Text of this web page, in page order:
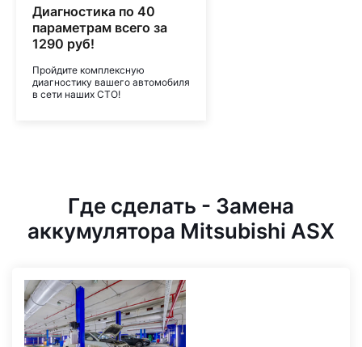
Диагностика по 40
параметрам всего за
1290 руб!
Пройдите комплексную
диагностику вашего автомобиля
в сети наших СТО!
Где сделать - Замена
аккумулятора Mitsubishi ASX